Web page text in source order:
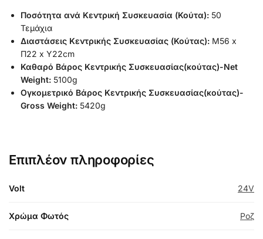
Ποσότητα ανά Κεντρική Συσκευασία (Κούτα): 50
Τεμάχια
Διαστάσεις Κεντρικής Συσκευασίας (Κούτας): Μ56 x
Π22 x Υ22cm
Καθαρό Βάρος Κεντρικής Συσκευασίας(κούτας)-Net
Weight: 5100g
Ογκομετρικό Βάρος Κεντρικής Συσκευασίας(κούτας)-
Gross Weight: 5420g
Επιπλέον πληροφορίες
Volt 24V
Χρώμα Φωτός Ροζ